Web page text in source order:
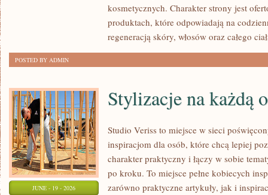
kosmetycznych. Charakter strony jest
produktach, które odpowiadają na
regeneracją skóry, włosów oraz całego
POSTED BY ADMIN
JUNE - 19 - 2026
Stylizacje na każdą
Studio Veriss to miejsce w sieci
inspiracjom dla osób, które chcą lepiej
charakter praktyczny i łączy w sobie
po kroku. To miejsce pełne kobiecych
zarówno praktyczne artykuły, jak i